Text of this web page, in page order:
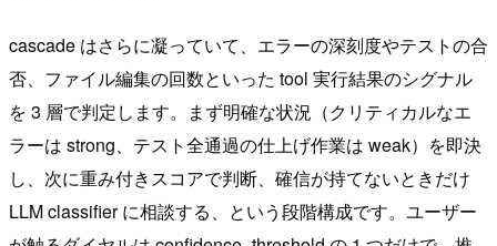
cascade はさらに凝っていて、エラーの深刻度やテストの合
否、ファイル編集の回数といった tool 実行結果のシグナル
を 3 層で判定します。まず明確な状況（クリティカルなエ
ラーは strong、テスト全通過の仕上げ作業は weak）を即決
し、次に重み付きスコアで判断、確信が持てないときだけ
LLM classifier に相談する、という段階構成です。ユーザー